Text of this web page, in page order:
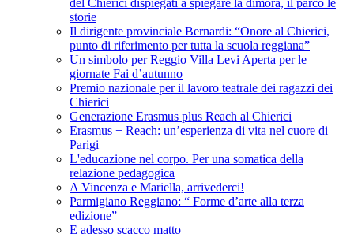
del Chierici dispiegati a spiegare la dimora, il parco le
storie
Il dirigente provinciale Bernardi: “Onore al Chierici,
punto di riferimento per tutta la scuola reggiana”
Un simbolo per Reggio Villa Levi Aperta per le
giornate Fai d’autunno
Premio nazionale per il lavoro teatrale dei ragazzi dei
Chierici
Generazione Erasmus plus Reach al Chierici
Erasmus + Reach: un’esperienza di vita nel cuore di
Parigi
L'educazione nel corpo. Per una somatica della
relazione pedagogica
A Vincenza e Mariella, arrivederci!
Parmigiano Reggiano: “ Forme d’arte alla terza
edizione”
E adesso scacco matto